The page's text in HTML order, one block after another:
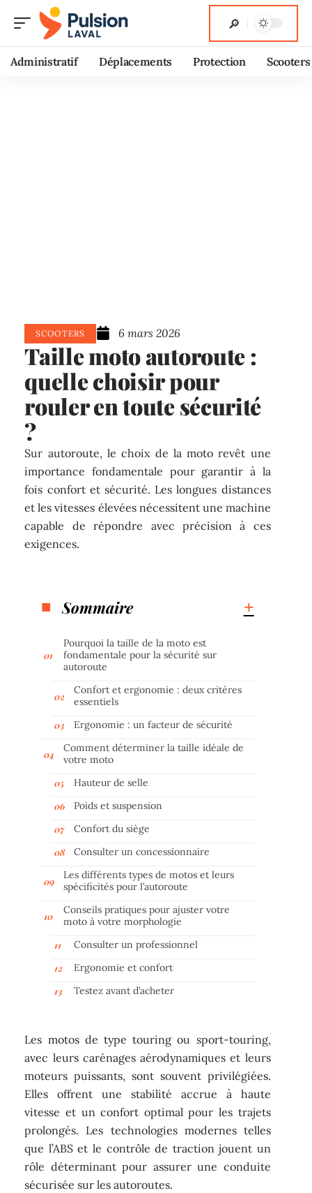
Administratif Déplacements Protection Scooters
SCOOTERS 6 mars 2026
Taille moto autoroute :
quelle choisir pour
rouler en toute sécurité
?
Sur autoroute, le choix de la moto revêt une
importance fondamentale pour garantir à la
fois confort et sécurité. Les longues distances
et les vitesses élevées nécessitent une machine
capable de répondre avec précision à ces
exigences.
Sommaire
Pourquoi la taille de la moto est
fondamentale pour la sécurité sur
autoroute
Confort et ergonomie : deux critères
essentiels
Ergonomie : un facteur de sécurité
Comment déterminer la taille idéale de
votre moto
Hauteur de selle
Poids et suspension
Confort du siège
Consulter un concessionnaire
Les différents types de motos et leurs
spécificités pour l’autoroute
Conseils pratiques pour ajuster votre
moto à votre morphologie
Consulter un professionnel
Ergonomie et confort
Testez avant d’acheter
Les motos de type touring ou sport-touring,
avec leurs carénages aérodynamiques et leurs
moteurs puissants, sont souvent privilégiées.
Elles offrent une stabilité accrue à haute
vitesse et un confort optimal pour les trajets
prolongés. Les technologies modernes telles
que l’ABS et le contrôle de traction jouent un
rôle déterminant pour assurer une conduite
sécurisée sur les autoroutes.